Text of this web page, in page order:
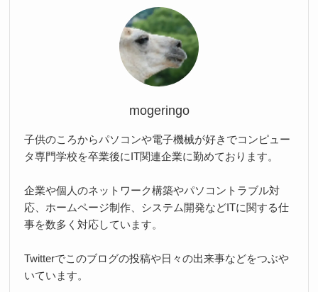
mogeringo
子供のころからパソコンや電子機械が好きでコンピュー
タ専門学校を卒業後にIT関連企業に勤めております。
企業や個人のネットワーク構築やパソコントラブル対
応、ホームページ制作、システム開発などITに関する仕
事を数多く対応しています。
Twitterでこのブログの投稿や日々の出来事などをつぶや
いています。